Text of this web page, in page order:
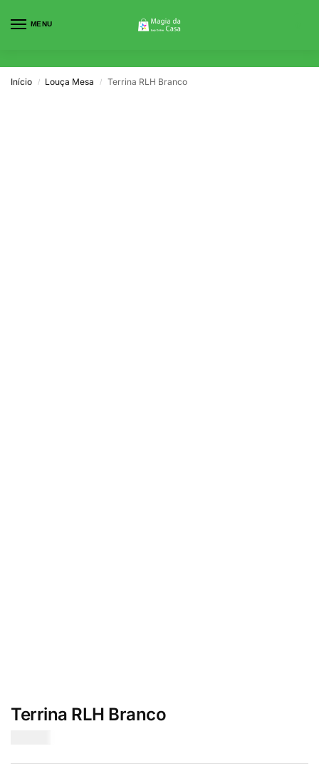
MENU
Início / Louça Mesa / Terrina RLH Branco
Terrina RLH Branco